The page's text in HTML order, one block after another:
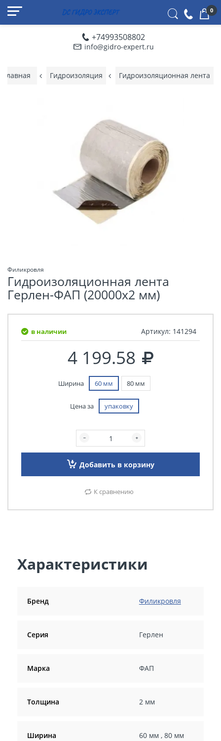
+74993508802
info@gidro-expert.ru
0
Главная Гидроизоляция Гидроизоляционная лента
Филикровля
Гидроизоляционная лента
Герлен-ФАП (20000х2 мм)
в наличии Артикул: 141294
4 199.58
Ширина 60 мм 80 мм
Цена за упаковку
Добавить в корзину
К сравнению
Характеристики
Бренд Филикровля
Серия Герлен
Марка ФАП
Толщина 2 мм
Ширина 60 мм , 80 мм